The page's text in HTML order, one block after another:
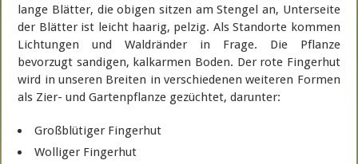
lange Blätter, die obigen sitzen am Stengel an, Unterseite
der Blätter ist leicht haarig, pelzig. Als Standorte kommen
Lichtungen und Waldränder in Frage. Die Pflanze
bevorzugt sandigen, kalkarmen Boden. Der rote Fingerhut
wird in unseren Breiten in verschiedenen weiteren Formen
als Zier- und Gartenpflanze gezüchtet, darunter:
Großblütiger Fingerhut
Wolliger Fingerhut